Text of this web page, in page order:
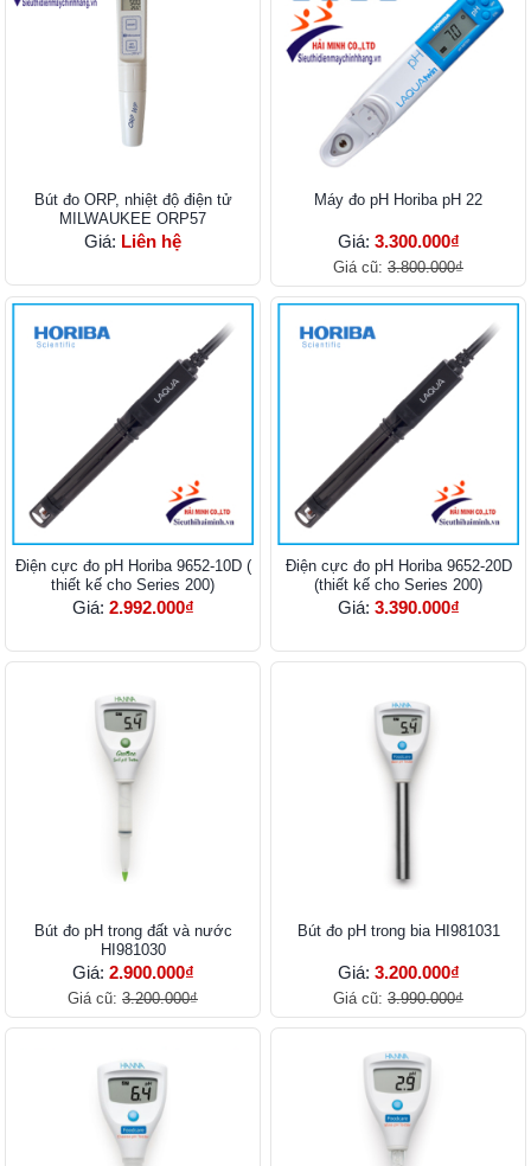
Bút đo ORP, nhiệt độ điện tử
MILWAUKEE ORP57
Giá: Liên hệ
Máy đo pH Horiba pH 22
Giá: 3.300.000₫
Giá cũ: 3.800.000₫
Điện cực đo pH Horiba 9652-10D (
thiết kế cho Series 200)
Giá: 2.992.000₫
Điện cực đo pH Horiba 9652-20D
(thiết kế cho Series 200)
Giá: 3.390.000₫
Bút đo pH trong đất và nước
HI981030
Giá: 2.900.000₫
Giá cũ: 3.200.000₫
Bút đo pH trong bia HI981031
Giá: 3.200.000₫
Giá cũ: 3.990.000₫